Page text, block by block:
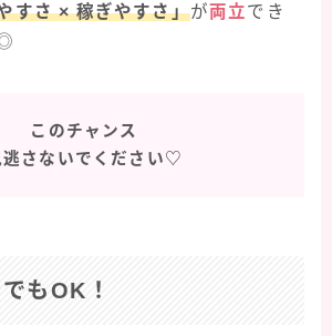
すさ × 稼ぎやすさ」が両立でき
このチャンス
逃さないでください♡
もOK！